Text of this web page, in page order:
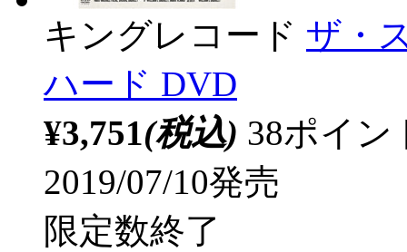
キングレコード ザ・
ハード DVD
¥3,751(税込) 38ポイ
2019/07/10発売
限定数終了